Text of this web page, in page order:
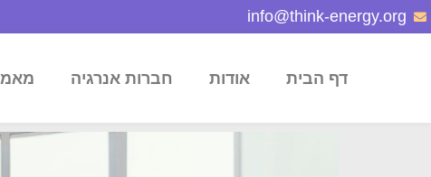
info@think-energy.org
דף הבית אודות חברות אנרגיה